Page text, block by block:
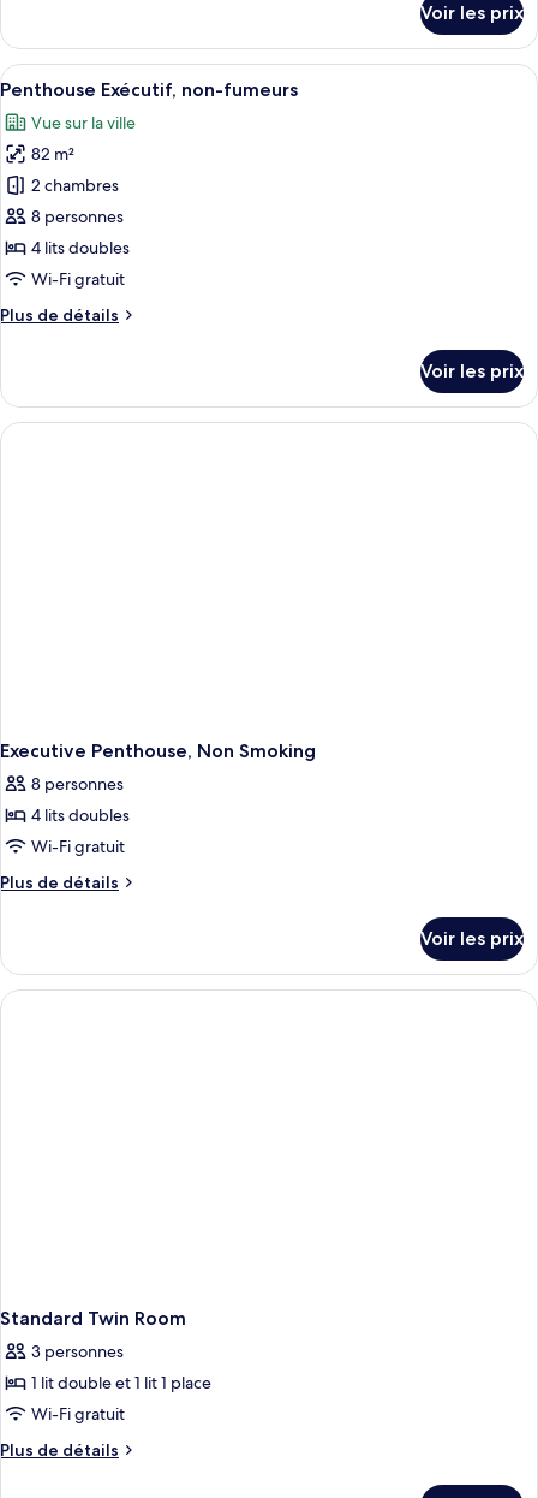
Double
ou
avec
lits
jumeaux,
non-
fumeurs
le
type
de
Chambre
Confort
Double
ou
avec
lits
jumeaux,
non-
Voir les prix
Afficher
toutes
les
photos
pour
ce
type
de
chambre :
Penthouse
fumeurs
Un espace de détente moderne
30
Penthouse Exécutif, non-fumeurs
Vue sur la ville
82 m²
2 chambres
8 personnes
4 lits doubles
Wi-Fi gratuit
Plus de détails
Plus
le
type
de
Voir les prix
Executive Penthouse, Non Smoking
8 personnes
4 lits doubles
Wi-Fi gratuit
Plus de détails
Plus
le
type
de
Voir les prix
Standard Twin Room
3 personnes
1 lit double et 1 lit 1 place
Wi-Fi gratuit
Plus de détails
Plus